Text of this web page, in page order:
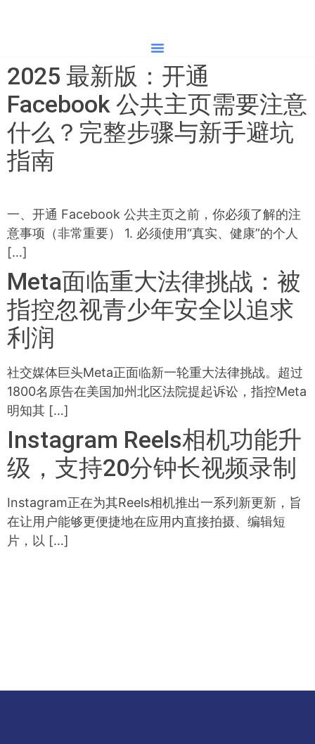
2025 最新版：开通
Facebook 公共主页需要注意
什么？完整步骤与新手避坑
指南
一、开通 Facebook 公共主页之前，你必须了解的注
意事项（非常重要） 1. 必须使用“真实、健康”的个人
[…]
Meta面临重大法律挑战：被
指控忽视青少年安全以追求
利润
社交媒体巨头Meta正面临新一轮重大法律挑战。超过
1800名原告在美国加州北区法院提起诉讼，指控Meta
明知其 […]
Instagram Reels相机功能升
级，支持20分钟长视频录制
Instagram正在为其Reels相机推出一系列新更新，旨
在让用户能够更便捷地在应用内直接拍摄、编辑短
片，以 […]